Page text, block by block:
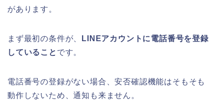
があります。
まず最初の条件が、
LINEアカウントに電話番号を登録
していること です。
電話番号の登録がない場合、安否確認機能はそもそも
動作しないため、通知も来ません。